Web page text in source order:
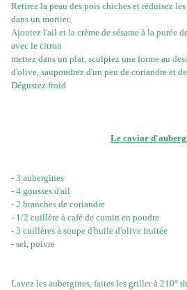
Retirez la peau des pois chiches et réduisez
dans un mortier.
Ajoutez l'ail et la crème de sésame à la purée
avec le citron
mettez dans un plat, sculptez une forme au
d'olive, saupoudrez d'un peu de coriandre et
Dégustez froid
Le caviar
- 3 aubergines
- 4 gousses d'ail
- 2 branches de coriandre
- 1/2 cuillère à café de cumin en poudre
- 3 cuillères à soupe d'huile d'olive fruitée
- sel, poivre
Lavez les aubergines, faites les griller à 210°